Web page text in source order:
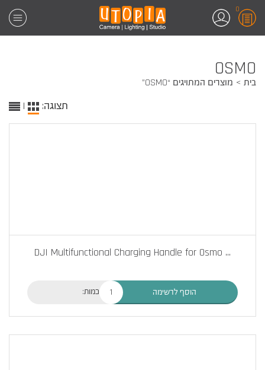
0
OSMO
בית מוצרים המתויגים “OSMO”
תצוגה: |
DJI Multifunctional Charging Handle for Osmo ...
כמות: הוסף לרשימה